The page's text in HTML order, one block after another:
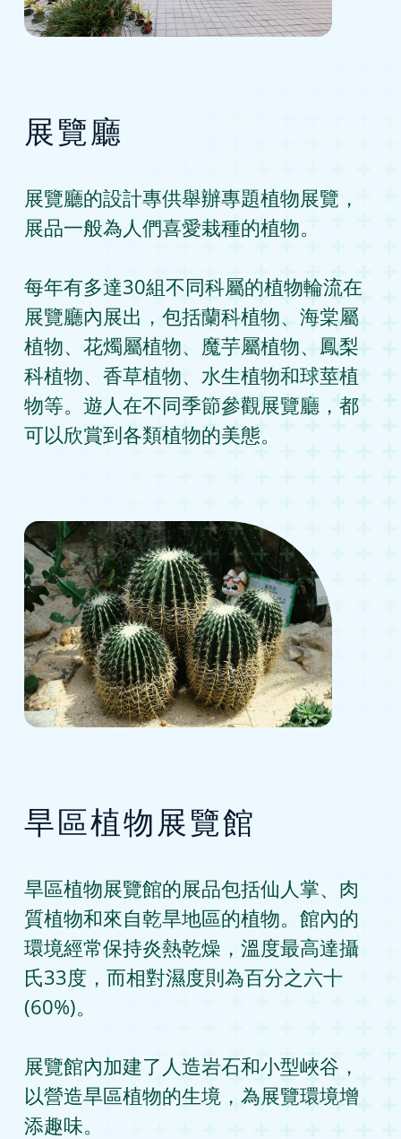
展覽廳
展覽廳的設計專供舉辦專題植物展覽，
展品一般為人們喜愛栽種的植物。
每年有多達30組不同科屬的植物輪流在
展覽廳內展出，包括蘭科植物、海棠屬
植物、花燭屬植物、魔芋屬植物、鳳梨
科植物、香草植物、水生植物和球莖植
物等。遊人在不同季節參觀展覽廳，都
可以欣賞到各類植物的美態。
旱區植物展覽館
旱區植物展覽館的展品包括仙人掌、肉
質植物和來自乾旱地區的植物。館內的
環境經常保持炎熱乾燥，溫度最高達攝
氏33度，而相對濕度則為百分之六十
(60%)。
展覽館內加建了人造岩石和小型峽谷，
以營造旱區植物的生境，為展覽環境增
添趣味。